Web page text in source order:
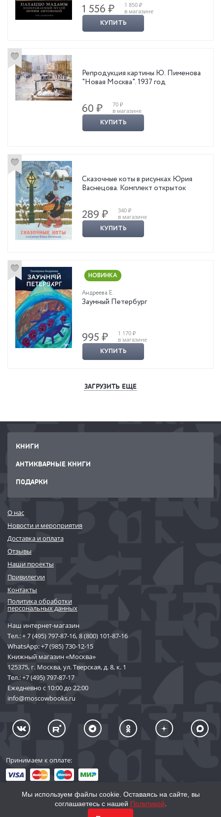
1 556 ₽
1 850 ₽
в магазине
КУПИТЬ
Репродукция картины Ю. Пименова
"Новая Москва". 1937 год
60 ₽
70 ₽
в магазине
КУПИТЬ
Сказочные коты в рисунках Юрия
Васнецова. Комплект открыток
289 ₽
340 ₽
в магазине
КУПИТЬ
НОВИНКА
Андреева Е.
Заумный Петербург
995 ₽
1 170 ₽
в магазине
КУПИТЬ
ЗАГРУЗИТЬ ЕЩЕ
КНИГИ
АНТИКВАРНЫЕ КНИГИ
ПОДАРКИ
О нас
Новости и мероприятия
Доставка и оплата
Отзывы
Наши проекты
Привилегии
Контакты
Политика обработки
персональных данных
Наш интернет-магазин
Тел.:+ 7 (495) 797-87-16,8 (800) 101-87-16
WhatsApp:+7 (985) 730-12-15
Книжный магазин «Москва»
125375, г. Москва, ул. Тверская, д. 8, к. 1
Тел.:+7 (495) 797-87-17
Ежедневно с 10:00 до 22:00
info@moscowbooks.ru
Принимаем к оплате:
© 2002–2026 «Торговый Дом Книги «МОСКВА»
Мы используем файлы cookie. Оставаясь на сайте, вы
соглашаетесь с нашей Политикой